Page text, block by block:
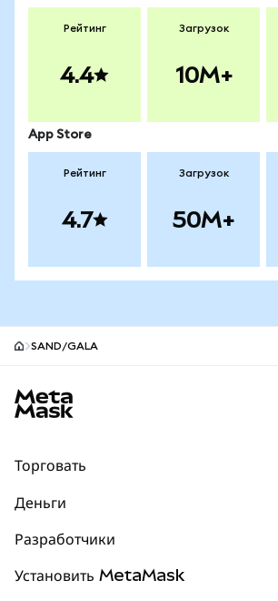
Рейтинг
4.4
Загрузок
10M+
App Store
Рейтинг
4.7
Загрузок
50M+
SAND/GALA
Торговать
Прогнозы
Перпы НОВИНКА
Деньги
mUSD
Разработчики
Установить MetaMask